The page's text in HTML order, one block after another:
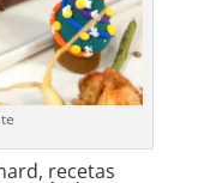
recetas